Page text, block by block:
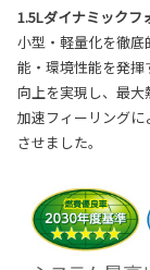
1.5Lダイナミックフ
小型・軽量化を徹
能・環境性能を発
向上を実現し、最
加速フィーリング
させました。